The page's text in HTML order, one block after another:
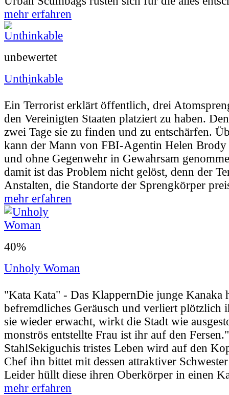
mehr erfahren
unbewertet
Unthinkable
Userbewertung:
Ein Terrorist erklärt öffentlich, drei
den Vereinigten Staaten platziert zu haben.
zwei Tage sie zu finden und zu entschärfen.
kann der Mann von FBI-Agentin Helen Brody
und ohne Gegenwehr in Gewahrsam
damit ist das Problem nicht gelöst, denn der
Anstalten, die Standorte der Sprengkörper
mehr erfahren
40%
Unholy Woman
Userbewertung:
"Kata Kata" - Das KlappernDie junge Kanaka
befremdliches Geräusch und verliert plötzlich
sie wieder erwacht, wirkt die Stadt wie
monströs entstellte Frau ist ihr auf den
StahlSekiguchis tristes Leben wird auf den
Chef ihn bittet mit dessen attraktiver
Leider hüllt diese ihren Oberkörper in einen
mehr erfahren